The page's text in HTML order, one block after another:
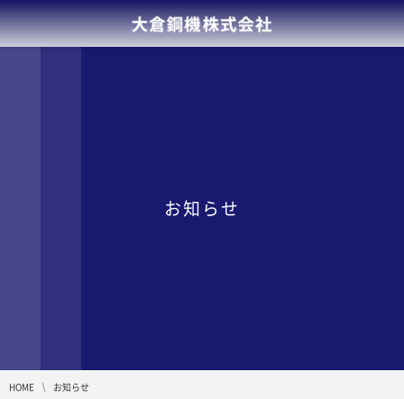
お知らせ
HOME お知らせ